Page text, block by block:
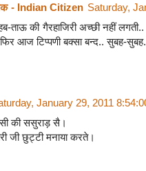
- Indian Citizen Saturday,
ताऊ की गैरहाजिरी अच्छी नहीं
आज टिप्पणी बक्सा बन्द.. सुबह-
January 29, 2011
की ससुराड़ सै।
जी छुट्टी मनाया करते।